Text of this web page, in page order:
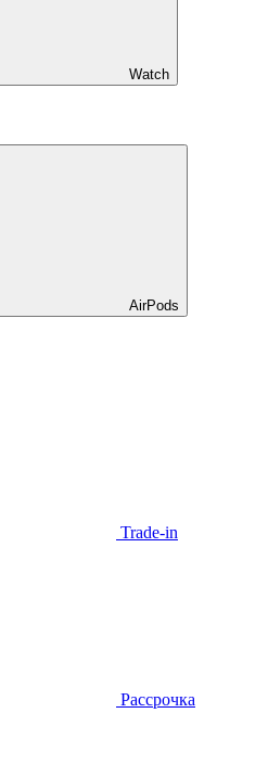
Watch
AirPods
Trade-in
Рассрочка